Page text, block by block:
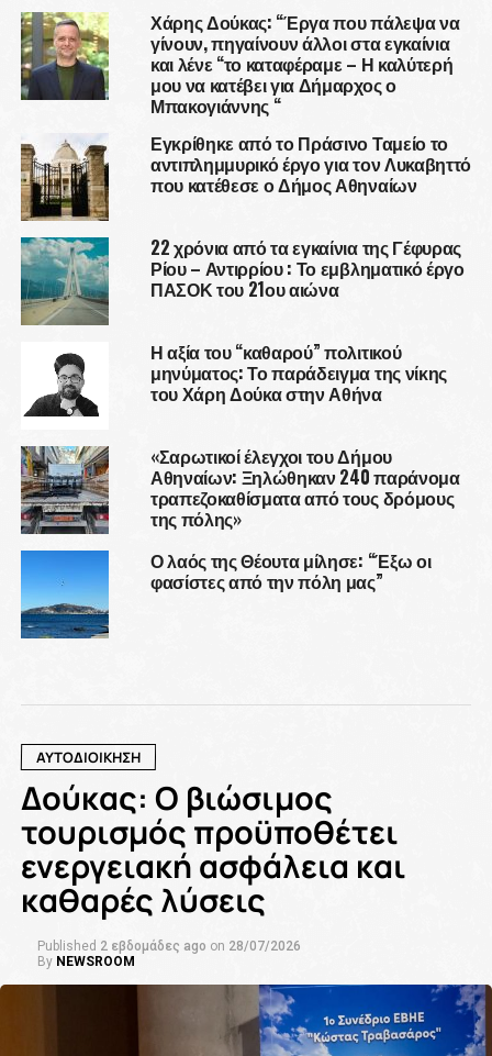
Χάρης Δούκας: “Έργα που πάλεψα να
γίνουν, πηγαίνουν άλλοι στα εγκαίνια
και λένε “το καταφέραμε – Η καλύτερή
μου να κατέβει για Δήμαρχος ο
Μπακογιάννης “
Εγκρίθηκε από το Πράσινο Ταμείο το
αντιπλημμυρικό έργο για τον Λυκαβηττό
που κατέθεσε ο Δήμος Αθηναίων
22 χρόνια από τα εγκαίνια της Γέφυρας
Ρίου – Αντιρρίου : Το εμβληματικό έργο
ΠΑΣΟΚ του 21ου αιώνα
Η αξία του “καθαρού” πολιτικού
μηνύματος: Το παράδειγμα της νίκης
του Χάρη Δούκα στην Αθήνα
«Σαρωτικοί έλεγχοι του Δήμου
Αθηναίων: Ξηλώθηκαν 240 παράνομα
τραπεζοκαθίσματα από τους δρόμους
της πόλης»
Ο λαός της Θέουτα μίλησε: “Έξω οι
φασίστες από την πόλη μας”
ΑΥΤΟΔΙΟΙΚΗΣΗ
Δούκας: Ο βιώσιμος
τουρισμός προϋποθέτει
ενεργειακή ασφάλεια και
καθαρές λύσεις
Published 2 εβδομάδες ago on 28/07/2026
By NEWSROOM